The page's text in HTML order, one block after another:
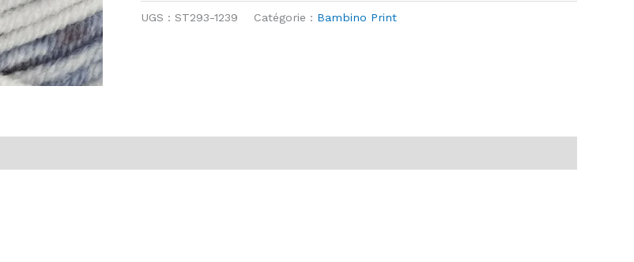
UGS : ST293-1239 Catégorie : Bambino Print